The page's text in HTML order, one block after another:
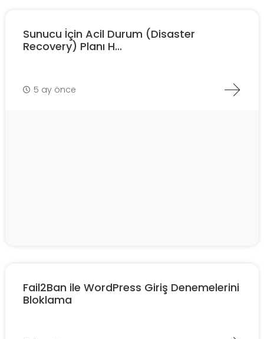
Sunucu İçin Acil Durum (Disaster
Recovery) Planı H...
5 ay önce
Fail2Ban ile WordPress Giriş Denemelerini
Bloklama